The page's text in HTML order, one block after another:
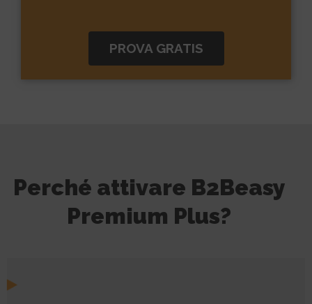
PROVA GRATIS
Perché attivare B2Beasy
Premium Plus?